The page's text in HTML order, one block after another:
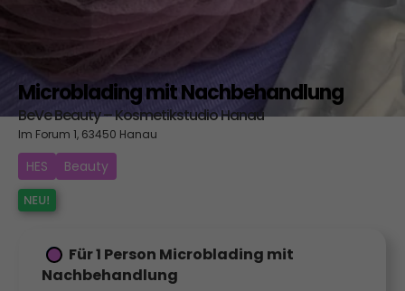
Microblading mit Nachbehandlung
BeVe Beauty – Kosmetikstudio Hanau
Im Forum 1, 63450 Hanau
HES Beauty
Für 1 Person Microblading mit
Nachbehandlung